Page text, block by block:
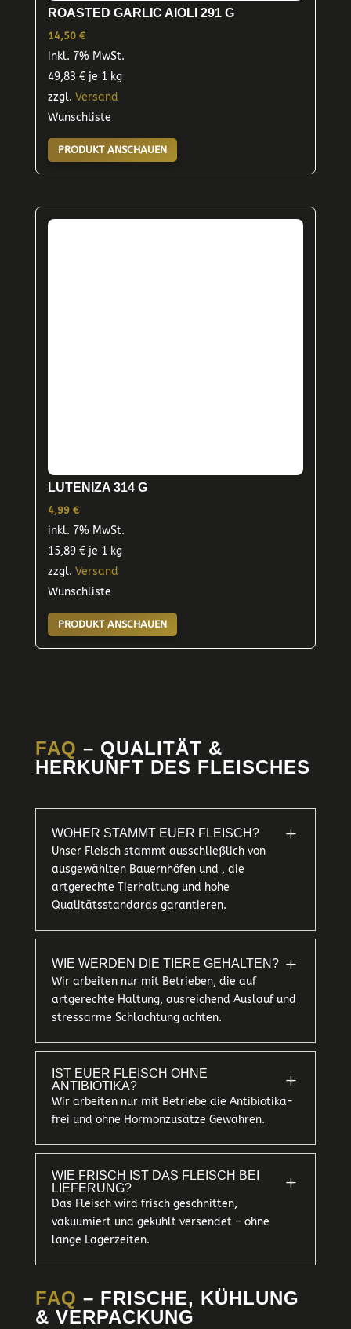
ROASTED GARLIC AIOLI 291 G
14,50 €
inkl. 7% MwSt.
49,83 €je 1 kg
zzgl. Versand
Wunschliste
PRODUKT ANSCHAUEN
LUTENIZA 314 G
4,99 €
inkl. 7% MwSt.
15,89 €je 1 kg
zzgl. Versand
Wunschliste
PRODUKT ANSCHAUEN
FAQ – QUALITÄT &
HERKUNFT DES FLEISCHES
WOHER STAMMT EUER FLEISCH? L
Unser Fleisch stammt ausschließlich von
ausgewählten Bauernhöfen und , die
artgerechte Tierhaltung und hohe
Qualitätsstandards garantieren.
WIE WERDEN DIE TIERE GEHALTEN? L
Wir arbeiten nur mit Betrieben, die auf
artgerechte Haltung, ausreichend Auslauf und
stressarme Schlachtung achten.
IST EUER FLEISCH OHNE
ANTIBIOTIKA?
L
Wir arbeiten nur mit Betriebe die Antibiotika-
frei und ohne Hormonzusätze Gewähren.
WIE FRISCH IST DAS FLEISCH BEI
LIEFERUNG?
L
Das Fleisch wird frisch geschnitten,
vakuumiert und gekühlt versendet – ohne
lange Lagerzeiten.
FAQ – FRISCHE, KÜHLUNG
& VERPACKUNG